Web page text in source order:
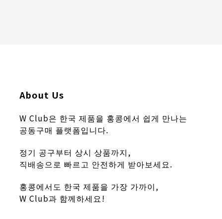
About Us
W Club은 한국 제품을 홍콩에서 쉽게 만나는
공동구매 플랫폼입니다.
정기 공구부터 상시 상품까지,
직배송으로 빠르고 안전하게 받아보세요.
홍콩에서도 한국 제품을 가장 가까이,
W Club과 함께하세요!